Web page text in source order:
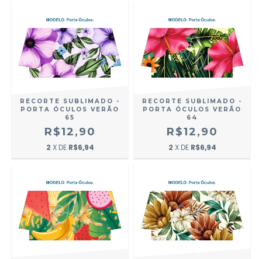
RECORTE SUBLIMADO -
PORTA ÓCULOS VERÃO
65
R$12,90
2 X DE R$6,94
RECORTE SUBLIMADO -
PORTA ÓCULOS VERÃO
64
R$12,90
2 X DE R$6,94